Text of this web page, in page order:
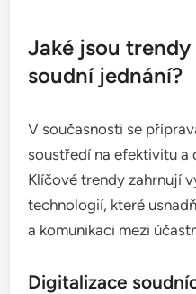
Jaké jsou
soudní jednání?
V současnosti se
soustředí na efektivitu a
Klíčové trendy zahrnují
technologií, které
a komunikaci mezi
Digitalizace